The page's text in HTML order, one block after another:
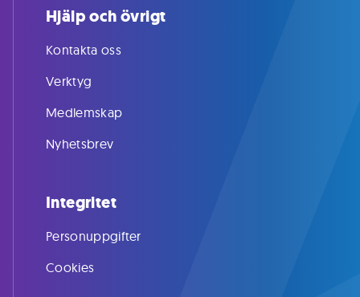
Hjälp och övrigt
Kontakta oss
Verktyg
Medlemskap
Nyhetsbrev
Integritet
Personuppgifter
Cookies